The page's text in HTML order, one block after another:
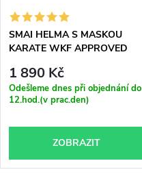
SMAI HELMA S MASKOU
KARATE WKF APPROVED
1 890 Kč
Odešleme dnes při objednání do
12.hod.(v prac.den)
ZOBRAZIT